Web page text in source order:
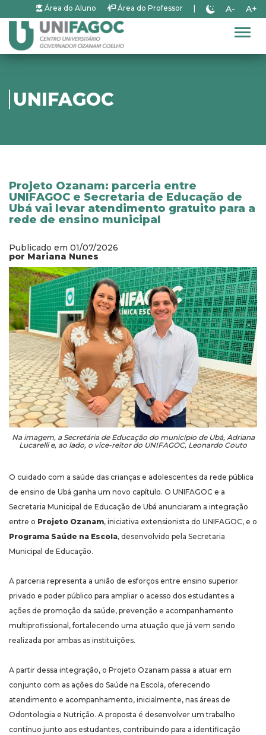
Área do Aluno Área do Professor A- A+
UNIFAGOC
Projeto Ozanam: parceria entre
UNIFAGOC e Secretaria de Educação de
Ubá vai levar atendimento gratuito para a
rede de ensino municipal
Publicado em 01/07/2026
por Mariana Nunes
Na imagem, a Secretária de Educação do município de Ubá, Adriana
Lucarelli e, ao lado, o vice-reitor do UNIFAGOC, Leonardo Couto
O cuidado com a saúde das crianças e adolescentes da rede pública
de ensino de Ubá ganha um novo capítulo. O UNIFAGOC e a
Secretaria Municipal de Educação de Ubá anunciaram a integração
entre o Projeto Ozanam, iniciativa extensionista do UNIFAGOC, e o
Programa Saúde na Escola, desenvolvido pela Secretaria
Municipal de Educação.
A parceria representa a união de esforços entre ensino superior
privado e poder público para ampliar o acesso dos estudantes a
ações de promoção da saúde, prevenção e acompanhamento
multiprofissional, fortalecendo uma atuação que já vem sendo
realizada por ambas as instituições.
A partir dessa integração, o Projeto Ozanam passa a atuar em
conjunto com as ações do Saúde na Escola, oferecendo
atendimento e acompanhamento, inicialmente, nas áreas de
Odontologia e Nutrição. A proposta é desenvolver um trabalho
contínuo junto aos estudantes, contribuindo para a identificação